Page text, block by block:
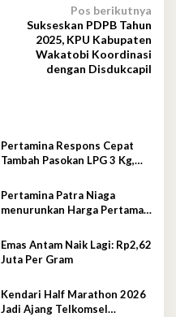
Pos berikutnya
Sukseskan PDPB Tahun
2025, KPU Kabupaten
Wakatobi Koordinasi
dengan Disdukcapil
Pertamina Respons Cepat
Tambah Pasokan LPG 3 Kg,
Sulawesi Selatan
Berlangsung Kondusif
Pertamina Patra Niaga
menurunkan Harga Pertamax
Emas Antam Naik Lagi: Rp2,62
Juta Per Gram
Kendari Half Marathon 2026
Jadi Ajang Telkomsel